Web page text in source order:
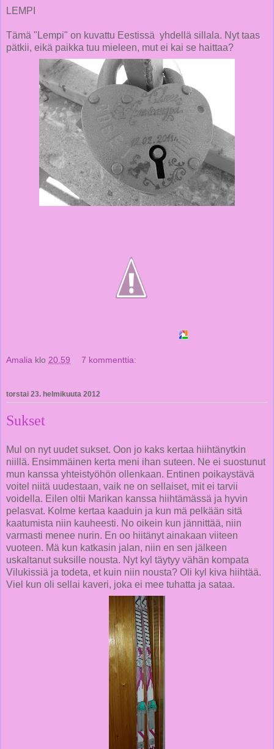
LEMPI
Tämä "Lempi" on kuvattu Eestissä yhdellä sillala. Nyt taas
pätkii, eikä paikka tuu mieleen, mut ei kai se haittaa?
Amalia klo 20.59 7 kommenttia:
torstai 23. helmikuuta 2012
Sukset
Mul on nyt uudet sukset. Oon jo kaks kertaa hiihtänytkin
niillä. Ensimmäinen kerta meni ihan suteen. Ne ei suostunut
mun kanssa yhteistyöhön ollenkaan. Entinen poikaystävä
voitel niitä uudestaan, vaik ne on sellaiset, mit ei tarvii
voidella. Eilen oltii Marikan kanssa hiihtämässä ja hyvin
pelasvat. Kolme kertaa kaaduin ja kun mä pelkään sitä
kaatumista niin kauheesti. No oikein kun jännittää, niin
varmasti menee nurin. En oo hiitänyt ainakaan viiteen
vuoteen. Mä kun katkasin jalan, niin en sen jälkeen
uskaltanut suksille nousta. Nyt kyl täytyy vähän kompata
Vilukissiä ja todeta, et kuin niin nousta? Oli kyl kiva hiihtää.
Viel kun oli sellai kaveri, joka ei mee tuhatta ja sataa.